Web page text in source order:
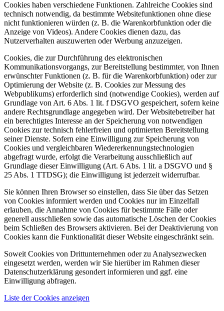
Cookies haben verschiedene Funktionen. Zahlreiche Cookies sind
technisch notwendig, da bestimmte Websitefunktionen ohne diese
nicht funktionieren würden (z. B. die Warenkorbfunktion oder die
Anzeige von Videos). Andere Cookies dienen dazu, das
Nutzerverhalten auszuwerten oder Werbung anzuzeigen.
Cookies, die zur Durchführung des elektronischen
Kommunikationsvorgangs, zur Bereitstellung bestimmter, von Ihnen
erwünschter Funktionen (z. B. für die Warenkorbfunktion) oder zur
Optimierung der Website (z. B. Cookies zur Messung des
Webpublikums) erforderlich sind (notwendige Cookies), werden auf
Grundlage von Art. 6 Abs. 1 lit. f DSGVO gespeichert, sofern keine
andere Rechtsgrundlage angegeben wird. Der Websitebetreiber hat
ein berechtigtes Interesse an der Speicherung von notwendigen
Cookies zur technisch fehlerfreien und optimierten Bereitstellung
seiner Dienste. Sofern eine Einwilligung zur Speicherung von
Cookies und vergleichbaren Wiedererkennungstechnologien
abgefragt wurde, erfolgt die Verarbeitung ausschließlich auf
Grundlage dieser Einwilligung (Art. 6 Abs. 1 lit. a DSGVO und §
25 Abs. 1 TTDSG); die Einwilligung ist jederzeit widerrufbar.
Sie können Ihren Browser so einstellen, dass Sie über das Setzen
von Cookies informiert werden und Cookies nur im Einzelfall
erlauben, die Annahme von Cookies für bestimmte Fälle oder
generell ausschließen sowie das automatische Löschen der Cookies
beim Schließen des Browsers aktivieren. Bei der Deaktivierung von
Cookies kann die Funktionalität dieser Website eingeschränkt sein.
Soweit Cookies von Drittunternehmen oder zu Analysezwecken
eingesetzt werden, werden wir Sie hierüber im Rahmen dieser
Datenschutzerklärung gesondert informieren und ggf. eine
Einwilligung abfragen.
Liste der Cookies anzeigen